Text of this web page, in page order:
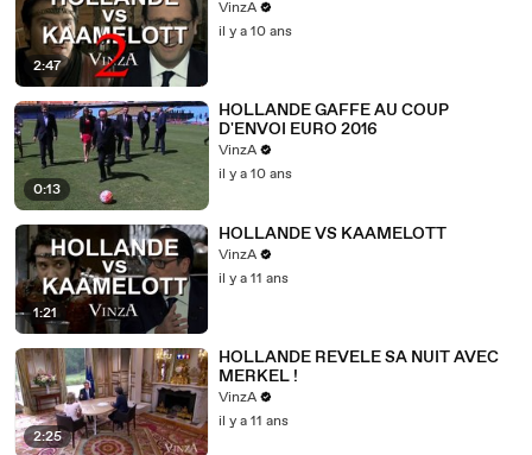
2:47
VinzA
il y a 10 ans
0:13
HOLLANDE GAFFE AU COUP
D'ENVOI EURO 2016
VinzA
il y a 10 ans
1:21
HOLLANDE VS KAAMELOTT
VinzA
il y a 11 ans
2:25
HOLLANDE REVELE SA NUIT AVEC
MERKEL !
VinzA
il y a 11 ans